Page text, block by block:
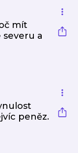
mít
a
peněz.